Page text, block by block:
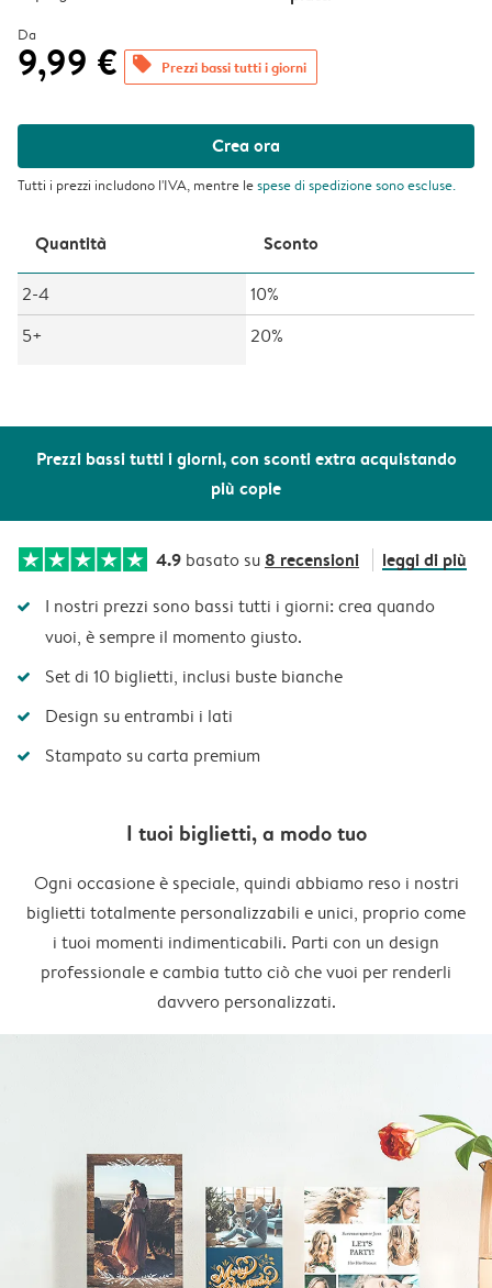
Prezzi bassi tutti i giorni, con sconti extra acquistando
più copie
Da
9,99 € offers Prezzi bassi tutti i giorni
Crea ora
Tutti i prezzi includono l'IVA, mentre lespese di spedizionesono escluse.
Quantità Sconto
2-4
10%
5+
20%
4.9 basato su 8 recensioni leggi di più
I nostri prezzi sono bassi tutti i giorni: crea quando
vuoi, è sempre il momento giusto.
Set di 10 biglietti, inclusi buste bianche
Design su entrambi i lati
Stampato su carta premium
I tuoi biglietti, a modo tuo
Ogni occasione è speciale, quindi abbiamo reso i nostri
biglietti totalmente personalizzabili e unici, proprio come
i tuoi momenti indimenticabili. Parti con un design
professionale e cambia tutto ciò che vuoi per renderli
davvero personalizzati.